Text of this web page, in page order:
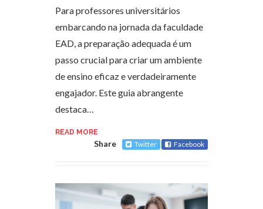
Para professores universitários
embarcando na jornada da faculdade
EAD, a preparação adequada é um
passo crucial para criar um ambiente
de ensino eficaz e verdadeiramente
engajador. Este guia abrangente
destaca…
READ MORE
Share Twitter Facebook